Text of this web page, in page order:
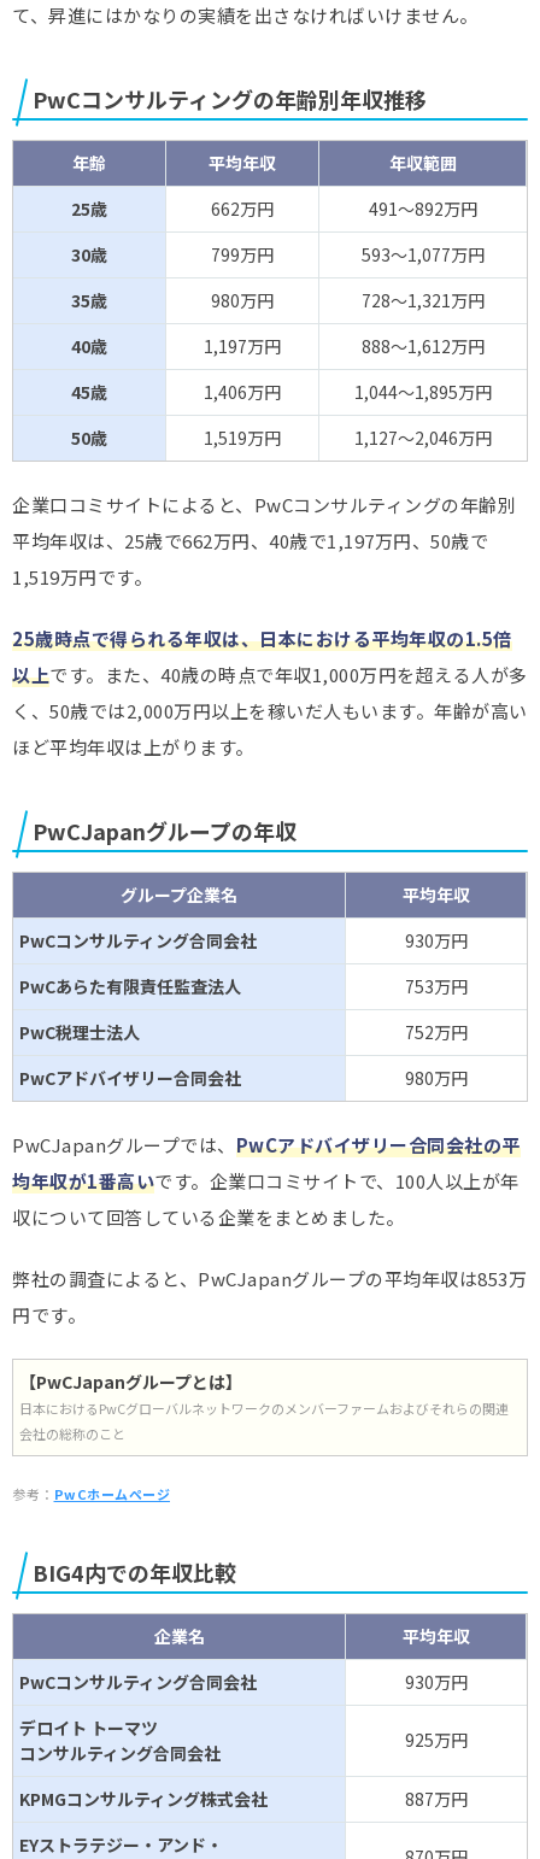
て、昇進にはかなりの実績を出さなければいけません。
PwCコンサルティングの年齢別年収推移
年齢 平均年収
年収範囲
25歳
662万円
491～892万円
30歳
799万円
593～1,077万円
35歳
980万円
728～1,321万円
40歳
1,197万円
888～1,612万円
45歳
1,406万円
1,044～1,895万円
50歳
1,519万円 1,127～2,046万円
企業口コミサイトによると、PwCコンサルティングの年齢別
平均年収は、25歳で662万円、40歳で1,197万円、50歳で
1,519万円です。
25歳時点で得られる年収は、日本における平均年収の1.5倍
以上です。また、40歳の時点で年収1,000万円を超える人が多
く、50歳では2,000万円以上を稼いだ人もいます。年齢が高い
ほど平均年収は上がります。
PwCJapanグループの年収
グループ企業名
平均年収
PwCコンサルティング合同会社
930万円
PwCあらた有限責任監査法人
753万円
PwC税理士法人
752万円
PwCアドバイザリー合同会社
980万円
PwCJapanグループでは、 PwCアドバイザリー合同会社の平
均年収が1番高いです。企業口コミサイトで、100人以上が年
収について回答している企業をまとめました。
弊社の調査によると、PwCJapanグループの平均年収は853万
円です。
【PwCJapanグループとは】
日本におけるPwCグローバルネットワークのメンバーファームおよびそれらの関連
会社の総称のこと
参考： PwCホームページ
BIG4内での年収比較
企業名
平均年収
PwCコンサルティング合同会社
930万円
デロイト トーマツ
コンサルティング合同会社
925万円
KPMGコンサルティング株式会社
887万円
EYストラテジー・アンド・